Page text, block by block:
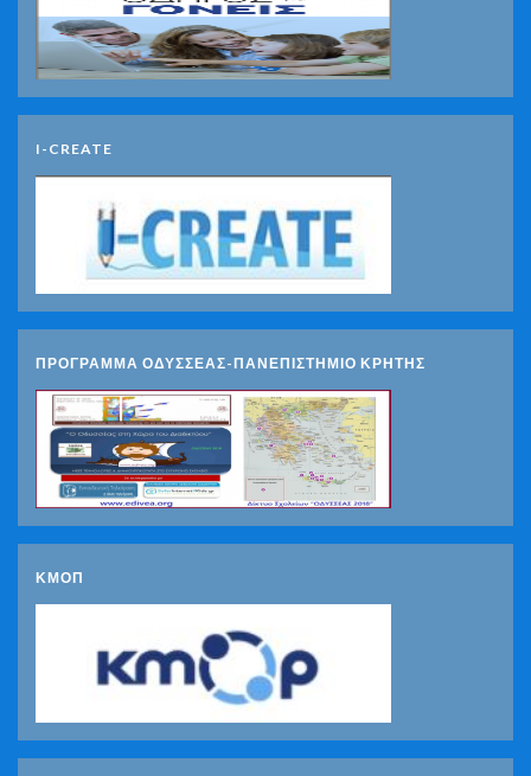
I-CREATE
ΠΡΟΓΡΑΜΜΑ ΟΔΥΣΣΕΑΣ-ΠΑΝΕΠΙΣΤΗΜΙΟ ΚΡΗΤΗΣ
ΚΜΟΠ